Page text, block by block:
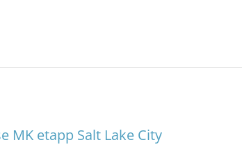
MK etapp Salt Lake City